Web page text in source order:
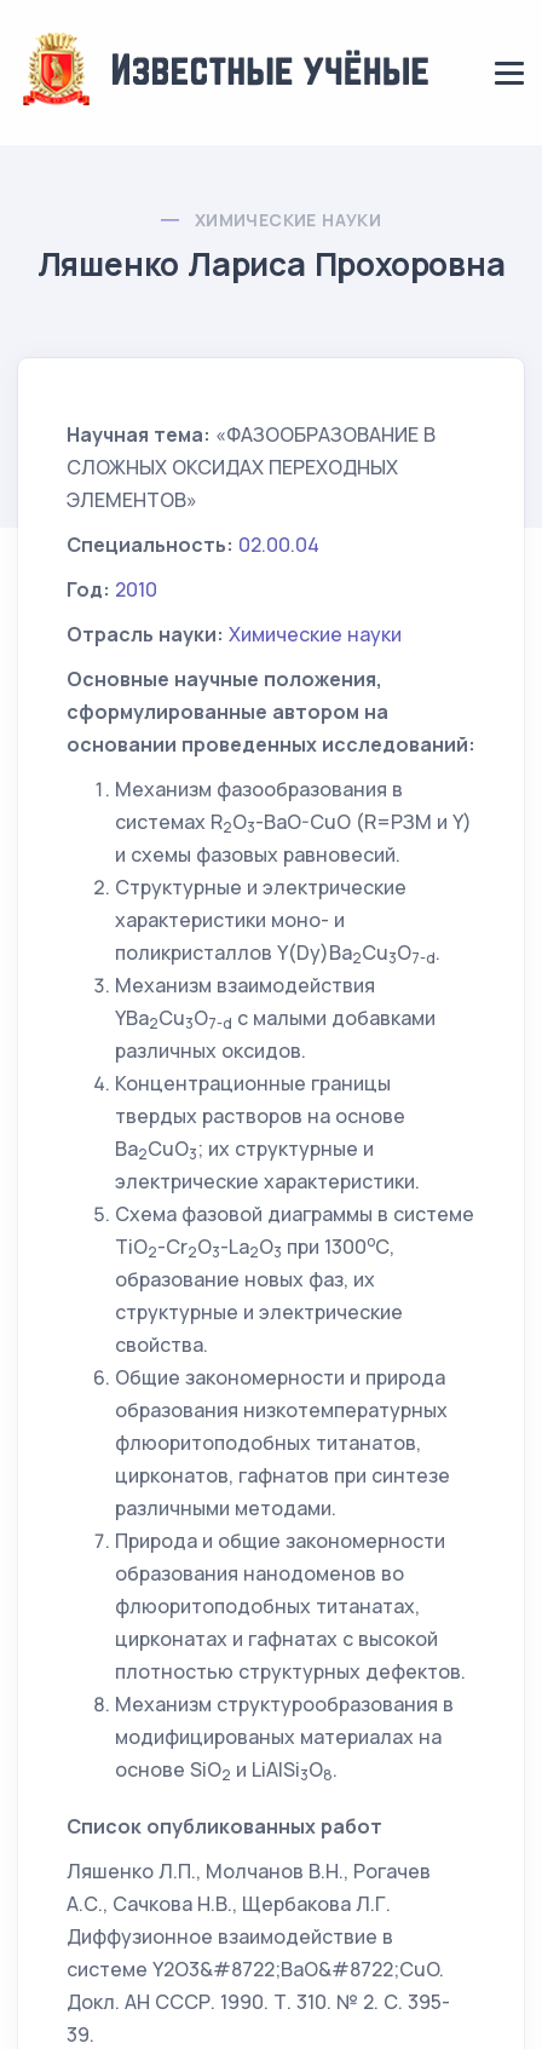
ХИМИЧЕСКИЕ НАУКИ
Ляшенко Лариса Прохоровна
Научная тема: «ФАЗООБРАЗОВАНИЕ В
СЛОЖНЫХ ОКСИДАХ ПЕРЕХОДНЫХ
ЭЛЕМЕНТОВ»
Специальность: 02.00.04
Год: 2010
Отрасль науки: Химические науки
Основные научные положения,
сформулированные автором на
основании проведенных исследований:
Механизм фазообразования в
системах R2O3-BaO-CuO (R=РЗМ и Y)
и схемы фазовых равновесий.
Структурные и электрические
характеристики моно- и
поликристаллов Y(Dy)Ba2Cu3O7-d.
Механизм взаимодействия
YBa2Cu3O7-d с малыми добавками
различных оксидов.
Концентрационные границы
твердых растворов на основе
Ba2CuO3; их структурные и
электрические характеристики.
Схема фазовой диаграммы в системе
TiO2-Cr2O3-La2O3 при 1300оС,
образование новых фаз, их
структурные и электрические
свойства.
Общие закономерности и природа
образования низкотемпературных
флюоритоподобных титанатов,
цирконатов, гафнатов при синтезе
различными методами.
Природа и общие закономерности
образования нанодоменов во
флюоритоподобных титанатах,
цирконатах и гафнатах с высокой
плотностью структурных дефектов.
Механизм структурообразования в
модифицированых материалах на
основе SiO2 и LiAlSi3O8.
Список опубликованных работ
Ляшенко Л.П., Молчанов В.Н., Рогачев
А.С., Сачкова Н.В., Щербакова Л.Г.
Диффузионное взаимодействие в
системе Y2O3&#8722;BaO&#8722;CuO.
Докл. АН СССР. 1990. Т. 310. № 2. С. 395-
39.